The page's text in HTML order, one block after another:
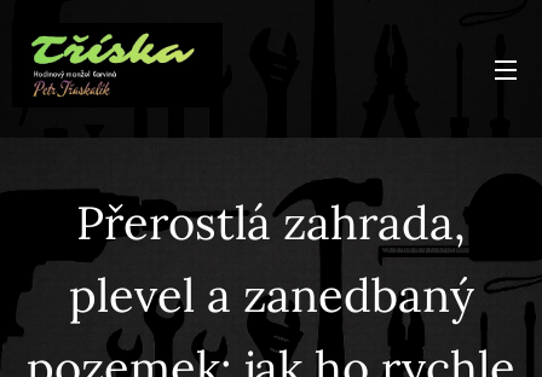
Přerostlá zahrada,
plevel a zanedbaný